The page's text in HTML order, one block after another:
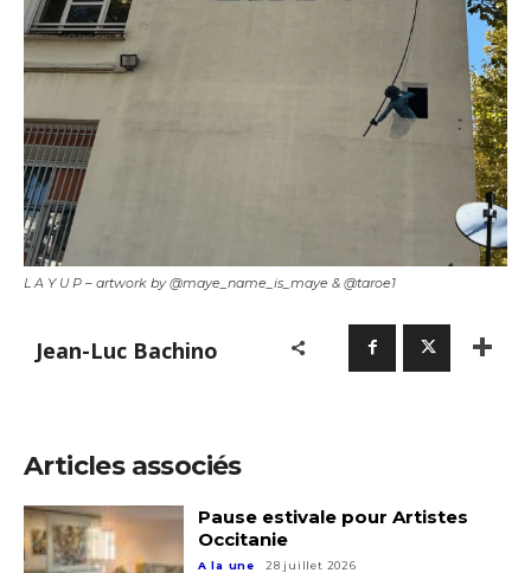
L A Y U P – artwork by @maye_name_is_maye & @taroe1
Jean-Luc Bachino
Articles associés
Pause estivale pour Artistes
Occitanie
A la une 28 juillet 2026